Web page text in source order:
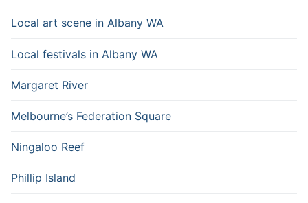
Local art scene in Albany WA
Local festivals in Albany WA
Margaret River
Melbourne’s Federation Square
Ningaloo Reef
Phillip Island